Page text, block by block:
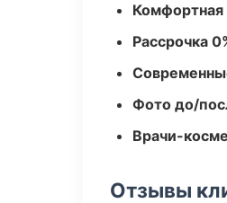
Рассрочка
Фото до/
Врачи-
Отзывы